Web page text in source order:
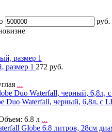
руб.
размер 1 272 руб.
...
Duo Waterfall, черный, 6,8л, с
6.8 л ...